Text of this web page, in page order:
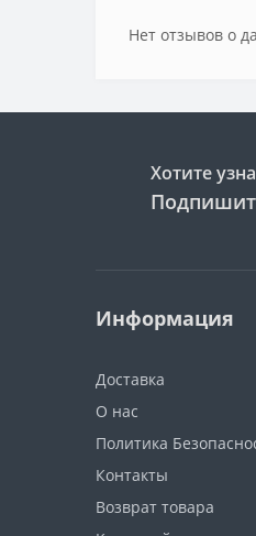
Нет отзывов о
Хотите
Информация
Доставка
О нас
Политика
Контакты
Возврат товара